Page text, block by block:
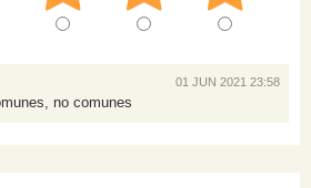
01 JUN 2021 23:58
no comunes